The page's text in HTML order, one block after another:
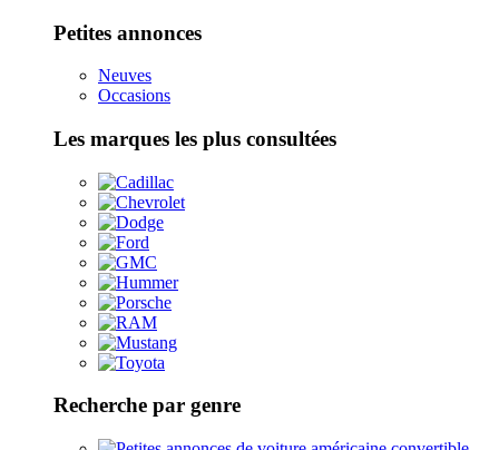
Petites annonces
Neuves
Occasions
Les marques les plus consultées
Recherche par genre